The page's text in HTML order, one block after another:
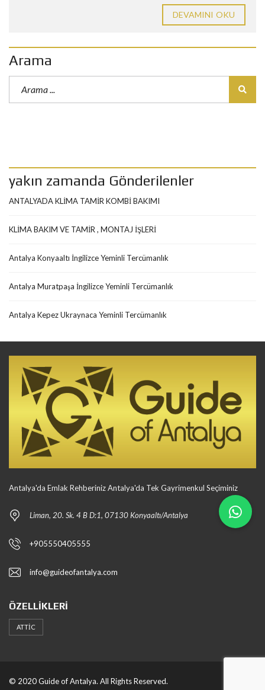
DEVAMINI OKU
Arama
yakın zamanda Gönderilenler
ANTALYADA KLİMA TAMİR KOMBİ BAKIMI
KLİMA BAKIM VE TAMİR , MONTAJ İŞLERİ
Antalya Konyaaltı İngilizce Yeminli Tercümanlık
Antalya Muratpaşa İngilizce Yeminli Tercümanlık
Antalya Kepez Ukraynaca Yeminli Tercümanlık
Antalya'da Emlak Rehberiniz Antalya'da Tek Gayrimenkul Seçiminiz
Liman, 20. Sk. 4 B D:1, 07130 Konyaaltı/Antalya
+905550405555
info@guideofantalya.com
ÖZELLIKLERI
ATTIC
© 2020 Guide of Antalya. All Rights Reserved.